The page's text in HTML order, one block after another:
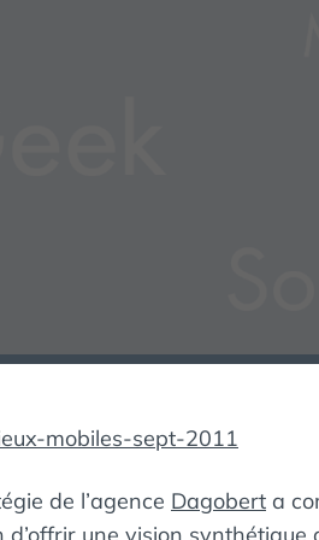
de l’agence Dagobert a